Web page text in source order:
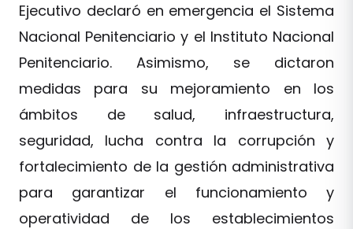
Ejecutivo declaró en emergencia el Sistema
Nacional Penitenciario y el Instituto Nacional
Penitenciario. Asimismo, se dictaron
medidas para su mejoramiento en los
ámbitos de salud, infraestructura,
seguridad, lucha contra la corrupción y
fortalecimiento de la gestión administrativa
para garantizar el funcionamiento y
operatividad de los establecimientos